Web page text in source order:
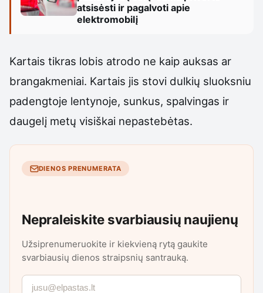
atsisėsti ir pagalvoti apie
elektromobilį
Kartais tikras lobis atrodo ne kaip auksas ar
brangakmeniai. Kartais jis stovi dulkių sluoksniu
padengtoje lentynoje, sunkus, spalvingas ir
daugelį metų visiškai nepastebėtas.
DIENOS PRENUMERATA
Nepraleiskite svarbiausių naujienų
Užsiprenumeruokite ir kiekvieną rytą gaukite
svarbiausių dienos straipsnių santrauką.